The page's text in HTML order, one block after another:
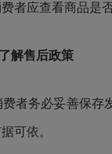
应查看商品是否
解售后政策
务必妥善保存发
可依。